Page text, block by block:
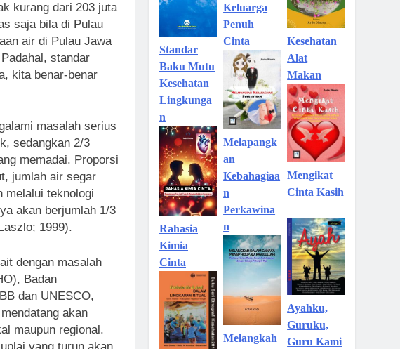
kurang dari 203 juta
saja bila di Pulau
air di Pulau Jawa
standar
kita benar-benar
masalah serius
sedangkan 2/3
memadai. Proporsi
jumlah air segar
melalui teknologi
akan berjumlah 1/3
1999).
dengan masalah
Badan
dan UNESCO,
akan
maupun regional.
yang turun akan
Standar
Baku Mutu
Kesehatan
Lingkunga
n
Rahasia
Kimia
Cinta
Keluarga
Penuh
Cinta
Melapangk
an
Kebahagiaa
n
Perkawina
n
Melangkah
Kesehatan
Alat
Makan
Mengikat
Cinta Kasih
Ayahku,
Guruku,
Guru Kami